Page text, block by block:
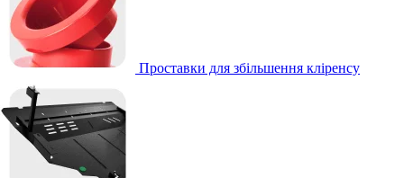
Проставки для збільшення кліренсу